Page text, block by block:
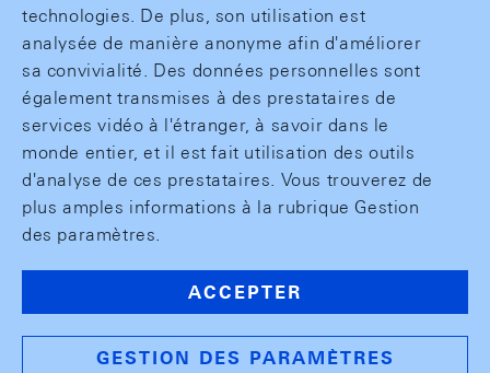
technologies. De plus, son utilisation est
analysée de manière anonyme afin d'améliorer
sa convivialité. Des données personnelles sont
également transmises à des prestataires de
services vidéo à l'étranger, à savoir dans le
monde entier, et il est fait utilisation des outils
d'analyse de ces prestataires. Vous trouverez de
plus amples informations à la rubrique Gestion
des paramètres.
ACCEPTER
GESTION DES PARAMÈTRES